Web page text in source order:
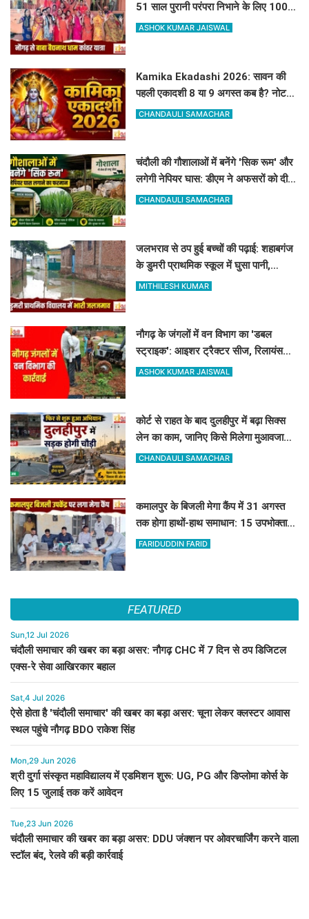
51 साल पुरानी परंपरा निभाने के लिए 100 से
अधिक कांवरिए बाबा बैद्यनाथ धाम के लिए
ASHOK KUMAR JAISWAL
Kamika Ekadashi 2026: सावन की
पहली एकादशी 8 या 9 अगस्त कब है? नोट
करें सही तारीख, मुहूर्त और पारण का समय
CHANDAULI SAMACHAR
चंदौली की गौशालाओं में बनेंगे 'सिक रूम' और
लगेगी नेपियर घास: डीएम ने अफसरों को दी 1
सप्ताह की मोहलत
CHANDAULI SAMACHAR
जलभराव से ठप हुई बच्चों की पढ़ाई: शहाबगंज
के डुमरी प्राथमिक स्कूल में घुसा पानी,
ग्रामीणों ने की नाले की मांग
MITHILESH KUMAR
नौगढ़ के जंगलों में वन विभाग का 'डबल
स्ट्राइक': आइशर ट्रैक्टर सीज, रिलायंस
कंपनी की 2 ट्रैक्टर-ट्रॉली जब्त
ASHOK KUMAR JAISWAL
कोर्ट से राहत के बाद दुलहीपुर में बढ़ा सिक्स
लेन का काम, जानिए किसे मिलेगा मुआवजा
और कहां हटेगा अतिक्रमण
CHANDAULI SAMACHAR
कमालपुर के बिजली मेगा कैंप में 31 अगस्त
तक होगा हाथों-हाथ समाधान: 15 उपभोक्ताओं
के बिल सुधरे, डेढ़ लाख की वसूली
FARIDUDDIN FARID
FEATURED
Sun,12 Jul 2026
चंदौली समाचार की खबर का बड़ा असर: नौगढ़ CHC में 7 दिन से ठप डिजिटल
एक्स-रे सेवा आखिरकार बहाल
Sat,4 Jul 2026
ऐसे होता है 'चंदौली समाचार' की खबर का बड़ा असर: चूना लेकर क्लस्टर आवास
स्थल पहुंचे नौगढ़ BDO राकेश सिंह
Mon,29 Jun 2026
श्री दुर्गा संस्कृत महाविद्यालय में एडमिशन शुरू: UG, PG और डिप्लोमा कोर्स के
लिए 15 जुलाई तक करें आवेदन
Tue,23 Jun 2026
चंदौली समाचार की खबर का बड़ा असर: DDU जंक्शन पर ओवरचार्जिंग करने वाला
स्टॉल बंद, रेलवे की बड़ी कार्रवाई